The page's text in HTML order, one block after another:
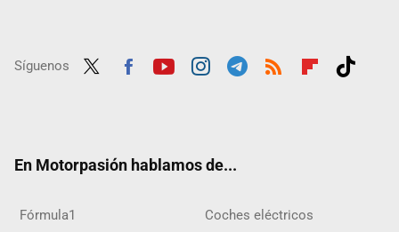
Síguenos
En Motorpasión hablamos de...
Fórmula1 Coches eléctricos